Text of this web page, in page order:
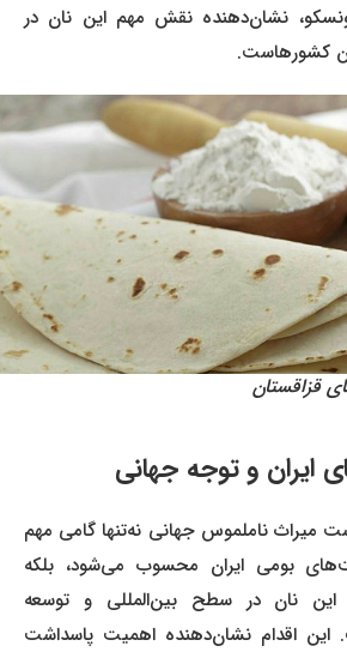
نشان‌دهنده نقش مهم این نان در
قزاقستان
ایران و توجه جهانی
ناملموس جهانی نه‌تنها گامی مهم
بومی ایران محسوب می‌شود، بلکه
نان در سطح بین‌المللی و توسعه
اقدام نشان‌دهنده اهمیت پاسداشت